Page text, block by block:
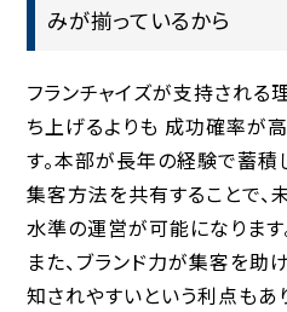
みが揃っているから
フランチャイズが支持される
ち上げるよりも 成功確率が
す。本部が長年の経験で蓄積
集客方法を共有することで
水準の運営が可能になります
また、ブランド力が集客を助
知されやすいという利点もあ